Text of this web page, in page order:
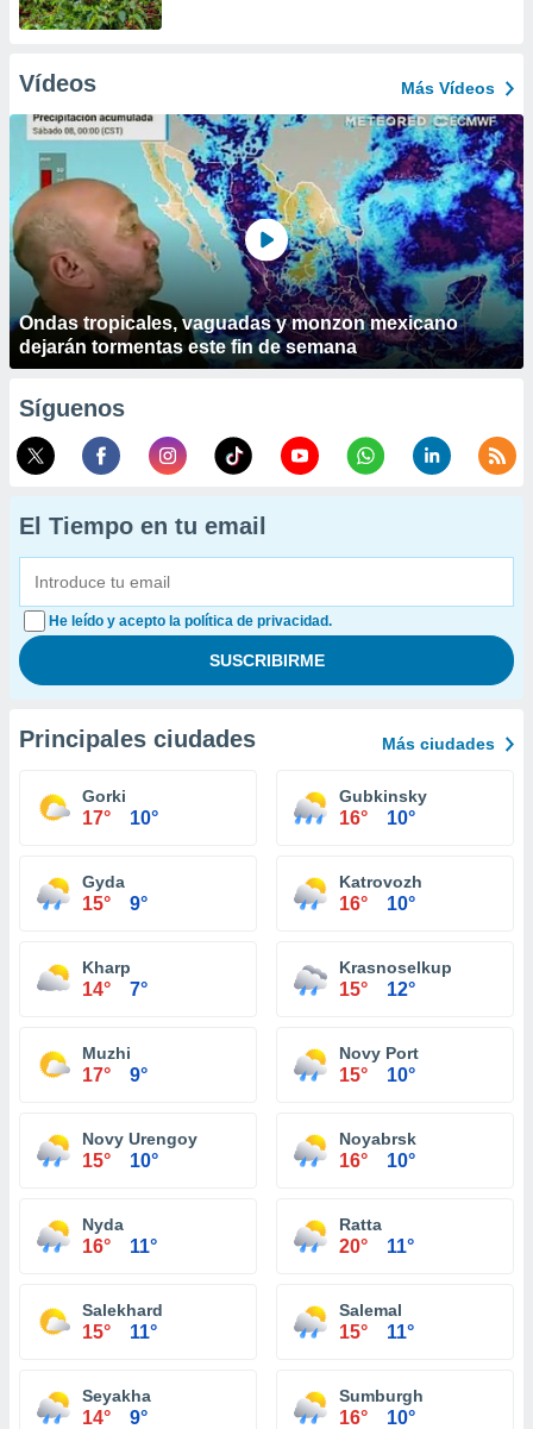
Vídeos Más Vídeos
Ondas tropicales, vaguadas y monzon mexicano
dejarán tormentas este fin de semana
Síguenos
El Tiempo en tu email
He leído y acepto la política de privacidad.
Principales ciudades Más ciudades
Gorki
17° 10°
Gubkinsky
16° 10°
Gyda
15° 9°
Katrovozh
16° 10°
Kharp
14° 7°
Krasnoselkup
15° 12°
Muzhi
17° 9°
Novy Port
15° 10°
Novy Urengoy
15° 10°
Noyabrsk
16° 10°
Nyda
16° 11°
Ratta
20° 11°
Salekhard
15° 11°
Salemal
15° 11°
Seyakha
14° 9°
Sumburgh
16° 10°